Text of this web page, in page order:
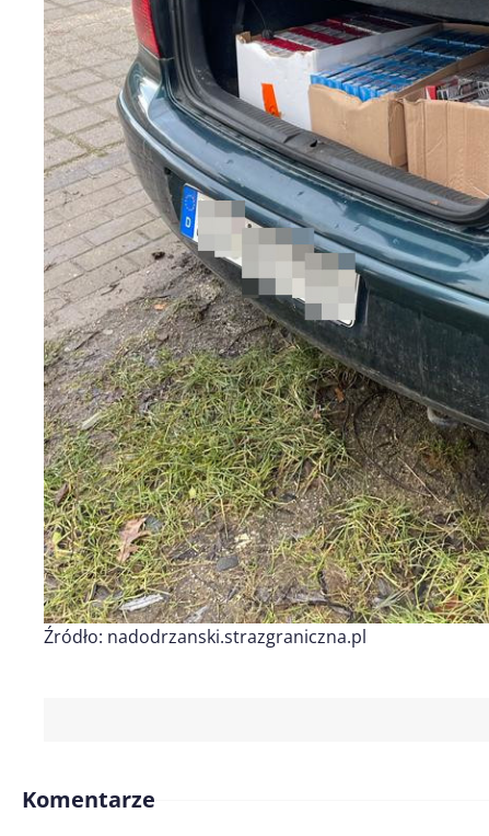
Źródło: nadodrzanski.strazgraniczna.pl
Komentarze